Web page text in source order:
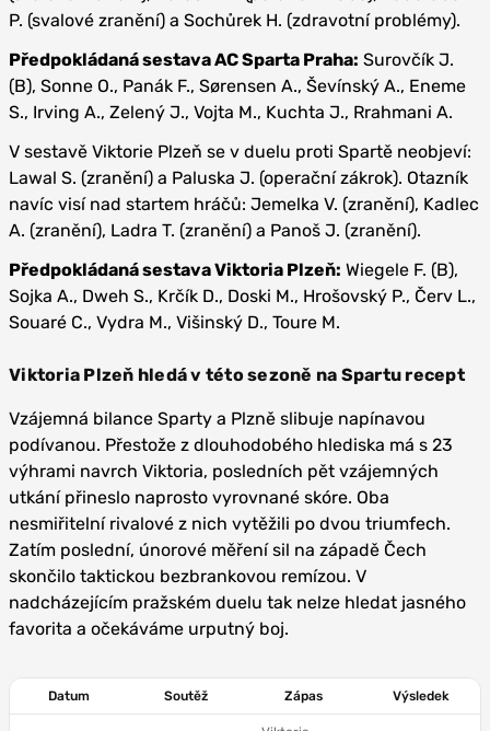
P. (svalové zranění) a Sochůrek H. (zdravotní problémy).
Předpokládaná sestava AC Sparta Praha: Surovčík J.
(B), Sonne O., Panák F., Sørensen A., Ševínský A., Eneme
S., Irving A., Zelený J., Vojta M., Kuchta J., Rrahmani A.
V sestavě Viktorie Plzeň se v duelu proti Spartě neobjeví:
Lawal S. (zranění) a Paluska J. (operační zákrok). Otazník
navíc visí nad startem hráčů: Jemelka V. (zranění), Kadlec
A. (zranění), Ladra T. (zranění) a Panoš J. (zranění).
Předpokládaná sestava Viktoria Plzeň: Wiegele F. (B),
Sojka A., Dweh S., Krčík D., Doski M., Hrošovský P., Červ L.,
Souaré C., Vydra M., Višinský D., Toure M.
Viktoria Plzeň hledá v této sezoně na Spartu recept
Vzájemná bilance Sparty a Plzně slibuje napínavou
podívanou. Přestože z dlouhodobého hlediska má s 23
výhrami navrch Viktoria, posledních pět vzájemných
utkání přineslo naprosto vyrovnané skóre. Oba
nesmiřitelní rivalové z nich vytěžili po dvou triumfech.
Zatím poslední, únorové měření sil na západě Čech
skončilo taktickou bezbrankovou remízou. V
nadcházejícím pražském duelu tak nelze hledat jasného
favorita a očekáváme urputný boj.
Datum Soutěž Zápas Výsledek